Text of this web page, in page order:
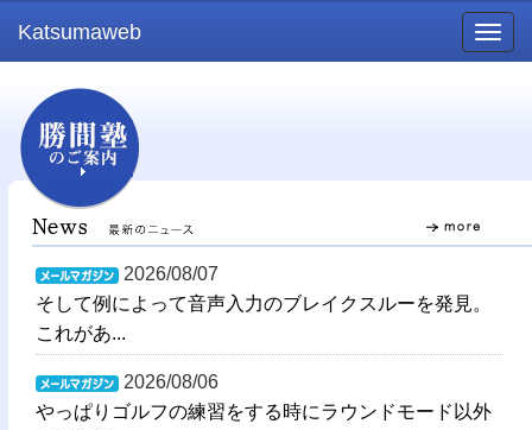
Katsumaweb
2026/08/07
そして例によって音声入力のブレイクスルーを発見。
これがあ...
2026/08/06
やっぱりゴルフの練習をする時にラウンドモード以外